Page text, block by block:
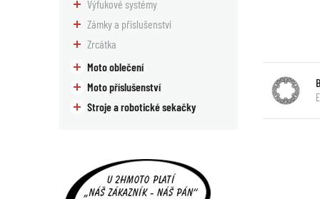
Výfukové systémy
Zámky a příslušenství
Zrcátka
Moto oblečení
Moto příslušenství
Stroje a robotické sekačky